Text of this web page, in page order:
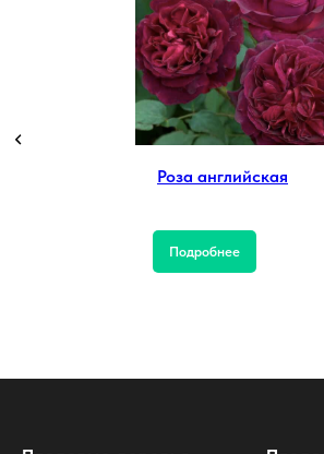
Роза английская
Подробнее